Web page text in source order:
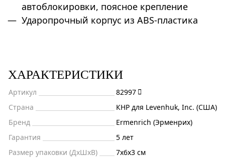
автоблокировки, поясное крепление
Ударопрочный корпус из ABS-пластика
ХАРАКТЕРИСТИКИ
Артикул
82997
Страна
КНР для Levenhuk, Inc. (США)
Бренд
Ermenrich (Эрменрих)
Гарантия
5 лет
Размер упаковки (ДxШxВ)
7x6x3 см